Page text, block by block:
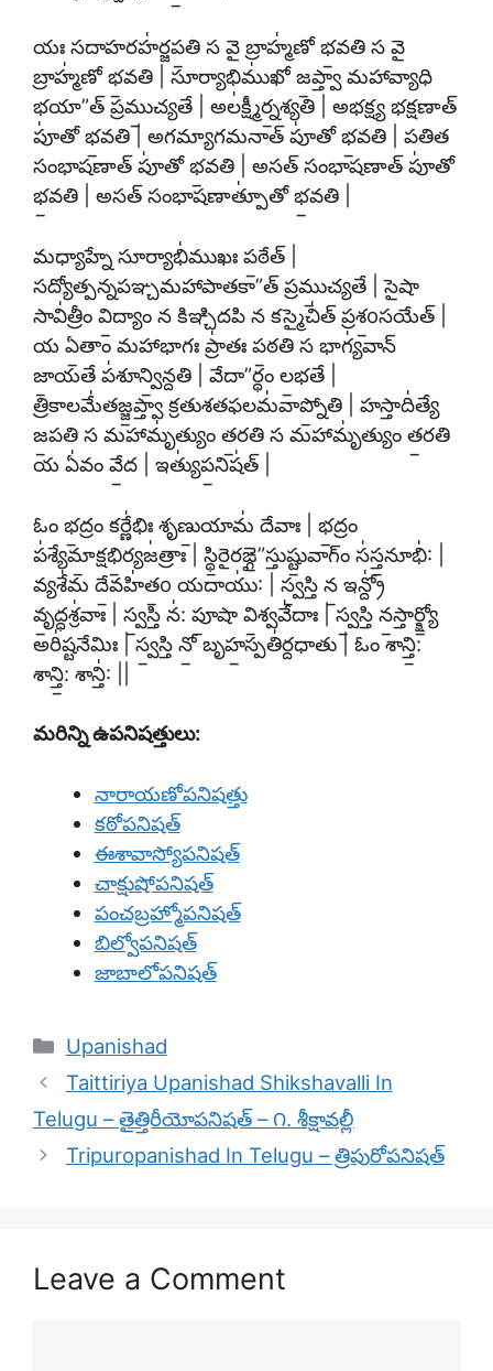
యః సదాహరహ॑ర్జప॒తి స వై బ్రాహ్మ॑ణో భ॒వతి స వై
బ్రాహ్మ॑ణో భ॒వతి | సూర్యాభిము॑ఖో జ॒ప్త్వా మహావ్యాధి
భయా”త్ ప్రము॒చ్యతే | అల॑క్ష్మీర్న॒శ్యతి | అభక్ష్య భక్షణాత్
పూ॑తో భ॒వతి | అగమ్యాగమనాత్ పూ॑తో భ॒వతి | పతిత
సంభాషణాత్ పూ॑తో భ॒వతి | అసత్ సంభాషణాత్ పూ॑తో
భ॒వతి | అసత్ సంభాషణాత్పూ॑తో భ॒వతి |
మధ్యాహ్నే సూర్యాభి॑ముఖః ప॒ఠేత్ |
సద్యోత్పన్నపఞ్చమహాపాతకా”త్ ప్రము॒చ్యతే | సైషా
సావి॑త్రీం వి॒ద్యాం న కిఞ్చిదపి న కస్మైచి॑త్ ప్రశ॒oసయేత్ |
య ఏ॒తాం మహాభాగః ప్రా॑తః ప॒ఠతి స భాగ్య॑వాన్
జా॒యతే ప॑శూన్వి॒న్దతి | వేదా”ర్థం ల॒భతే |
త్రికాలమే॑తజ్జ॒ప్త్వా క్రతుశతఫలమ॑వాప్నో॒తి | హస్తాది॑త్యే
జ॒పతి స మహామృ॑త్యుం త॒రతి స మహామృ॑త్యుం త॒రతి
య ఏ॑వం వే॒ద | ఇత్యు॑ప॒నిష॑త్ |
ఓం భ॒ద్రం కర్ణే॑భిః శృణు॒యామ॑ దేవాః | భ॒ద్రం
ప॑శ్యేమా॒క్షభి॒ర్యజ॑త్రాః | స్థి॒రైరఙ్గై”స్తుష్టు॒వాగ్ం స॑స్త॒నూభి॑: |
వ్యశే॑మ దే॒వహి॑త॒o యదాయు॑: | స్వ॒స్తి న॒ ఇన్ద్రో॑
వృ॒ద్ధశ్ర॑వాః | స్వ॒స్తి న॑: పూ॒షా వి॒శ్వవే॑దాః | స్వ॒స్తి న॒స్తార్క్ష్యో॒
అరి॑ష్టనేమిః | స్వ॒స్తి నో॒ బృహ॒స్పతి॑ర్దధాతు | ఓం శాన్తి॒:
శాన్తి॒: శాన్తి॑: ||
మరిన్ని ఉపనిషత్తులు:
నారాయణోపనిషత్తు
కఠోపనిషత్
ఈశావాస్యోపనిషత్
చాక్షుషోపనిషత్
పంచబ్రహ్మోపనిషత్
బిల్వోపనిషత్
జాబాలోపనిషత్
Categories
Upanishad
Taittiriya Upanishad Shikshavalli In
Telugu – తైత్తిరీయోపనిషత్ – ౧. శీక్షావల్లీ
Tripuropanishad In Telugu – త్రిపురోపనిషత్
Leave a Comment